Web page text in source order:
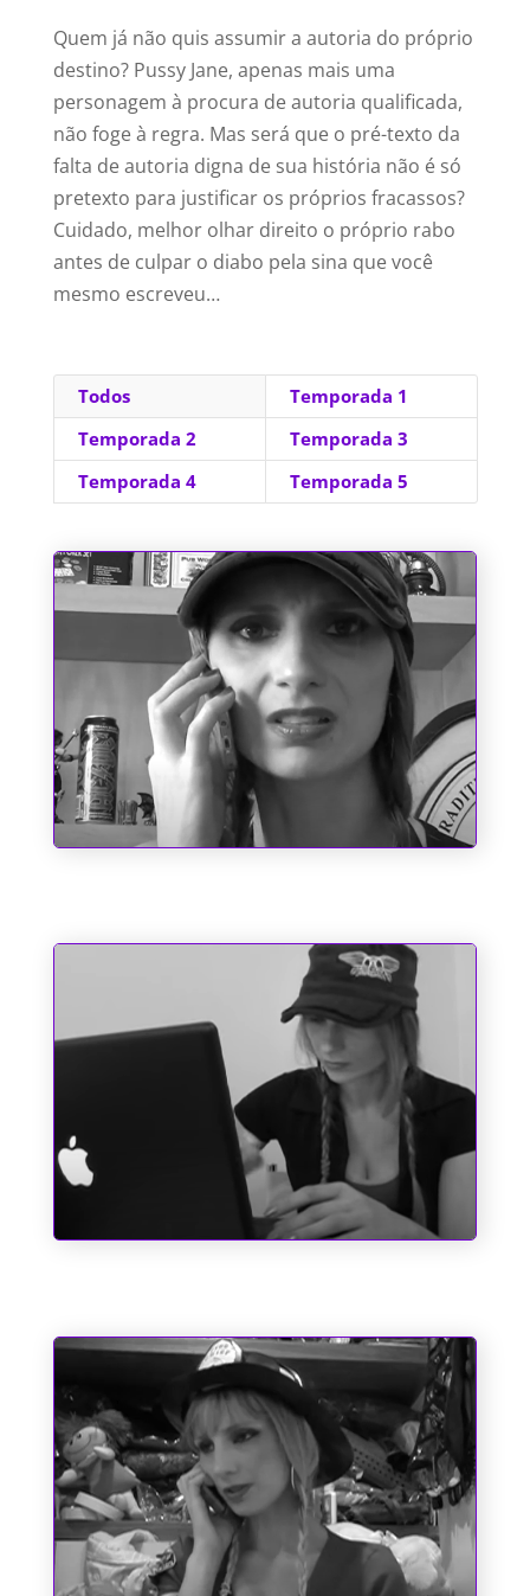
Quem já não quis assumir a autoria do próprio
destino? Pussy Jane, apenas mais uma
personagem à procura de autoria qualificada,
não foge à regra. Mas será que o pré-texto da
falta de autoria digna de sua história não é só
pretexto para justificar os próprios fracassos?
Cuidado, melhor olhar direito o próprio rabo
antes de culpar o diabo pela sina que você
mesmo escreveu…
Todos
Temporada 1
Temporada 2
Temporada 3
Temporada 4
Temporada 5